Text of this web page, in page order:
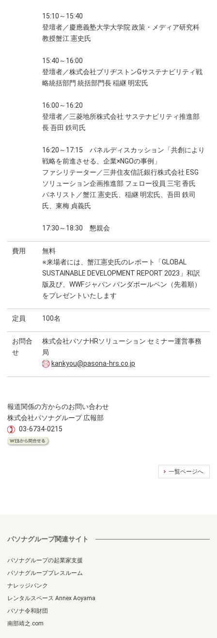
15:10～15:40
登壇者／慶應義塾大学大学院 政策・メディア研究科
教授蟹江 憲史氏
15:40～16:00
登壇者／株式会社ブリヂストンGサステナビリティ戦
略統括部門 統括部門長 稲継 明宏氏
16:00～16:20
登壇者／三菱地所株式会社 サステナビリティ推進部
長 吾田 鉄司氏
16:20～17:15 パネルディスカッション「共創により
戦略を前進させる、企業×NGOの事例」
ファシリテーター／三井住友信託銀行株式会社 ESG
ソリューション企画推進部 フェロー役員 三宅 香氏
パネリスト／蟹江 憲史氏、稲継 明宏氏、吾田 鉄司
氏、東梅 貞義氏
17:30～18:30 懇親会
費用
無料
※来場者には、蟹江憲史氏のレポート「GLOBAL
SUSTAINABLE DEVELOPMENT REPORT 2023」和訳
版及び、WWFジャパン パンダボールペン（先着順）
をプレゼントいたします
定員 100名
お問合
せ
株式会社パソナHRソリューション セミナー運営事務
局
kankyou@pasona-hrs.co.jp
報道関係の方からのお問い合わせ
株式会社パソナグループ 広報部
03-6734-0215
一覧ページへ
パソナグループ関連サイト
パソナグループの起業家支援
パソナグループプレスルーム
ナレッジバンク
レンタルスペース Annex Aoyama
パソナ令和財団
南部靖之.com